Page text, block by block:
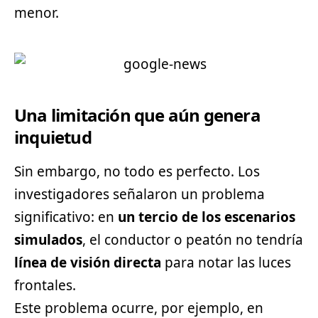
menor.
Una limitación que aún genera
inquietud
Sin embargo, no todo es perfecto. Los
investigadores señalaron un problema
significativo: en un tercio de los escenarios
simulados, el conductor o peatón no tendría
línea de visión directa para notar las luces
frontales.
Este problema ocurre, por ejemplo, en